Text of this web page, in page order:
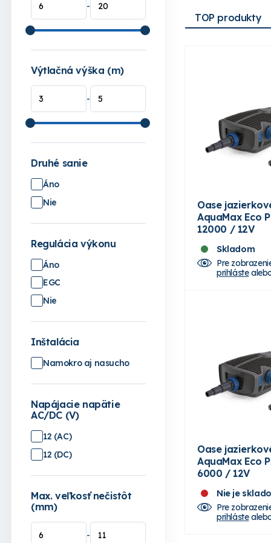
-
Výtlačná výška (m)
-
Druhé sanie
Áno
Nie
Regulácia výkonu
Áno
EGC
Nie
Inštalácia
Namokro aj nasucho
Napájacie napätie
AC/DC (V)
12 (AC)
12 (DC)
Max. veľkosť nečistôt
(mm)
-
TOP produkty
Oase
AquaMax Eco
12000 / 12V
Skladom
Pre
prihláste
Oase
AquaMax Eco
6000 / 12V
Nie je
Pre
prihláste